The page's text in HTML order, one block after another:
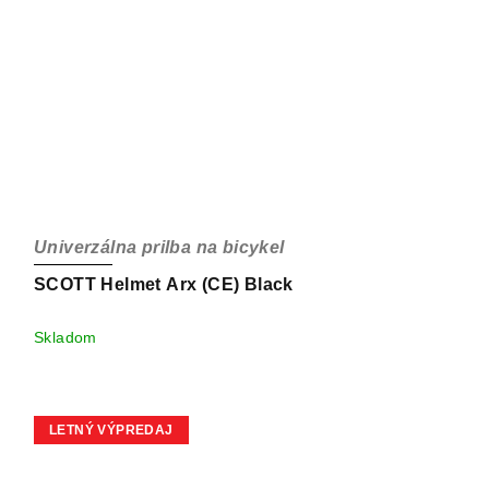
SCOTT Helmet Arx (CE) Black
Univerzálna prilba na bicykel
Skladom
LETNÝ VÝPREDAJ